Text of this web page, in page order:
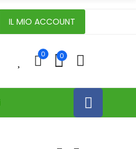
IL MIO ACCOUNT
0 0